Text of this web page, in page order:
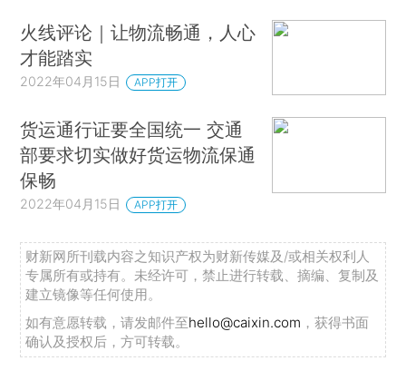
火线评论｜让物流畅通，人心
才能踏实
2022年04月15日 APP打开
货运通行证要全国统一 交通
部要求切实做好货运物流保通
保畅
2022年04月15日 APP打开
财新网所刊载内容之知识产权为财新传媒及/或相关权利人
专属所有或持有。未经许可，禁止进行转载、摘编、复制及
建立镜像等任何使用。
如有意愿转载，请发邮件至hello@caixin.com ，获得书面
确认及授权后，方可转载。